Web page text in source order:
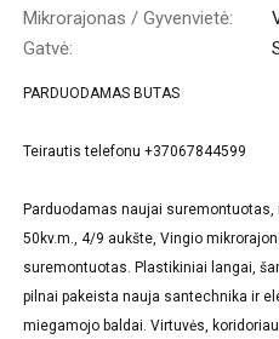
Mikrorajonas / Gyvenvietė:
Gatvė:
PARDUODAMAS BUTAS
Teirautis telefonu +37067844599
Parduodamas naujai suremontuotas,
50kv.m., 4/9 aukšte, Vingio
suremontuotas. Plastikiniai langai,
pilnai pakeista nauja santechnika ir
miegamojo baldai. Virtuvės,